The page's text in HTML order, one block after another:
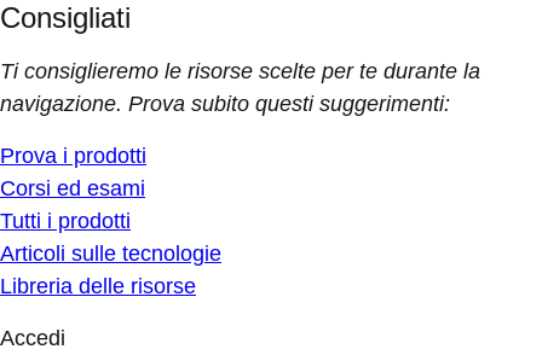
Consigliati
Ti consiglieremo le risorse scelte per te durante la
navigazione. Prova subito questi suggerimenti:
Prova i prodotti
Corsi ed esami
Tutti i prodotti
Articoli sulle tecnologie
Libreria delle risorse
Accedi